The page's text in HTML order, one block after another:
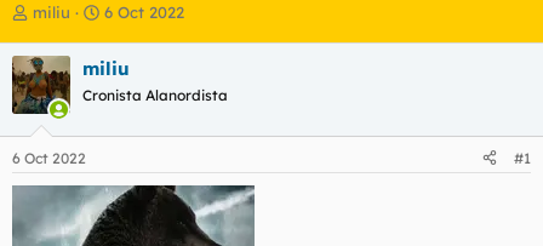
I
i
c
i
a
d
o
r
e
miliu
F
h
a
e
n
i
c
6 Oct 2022
miliu
Cronista Alanordista
6 Oct 2022 #1